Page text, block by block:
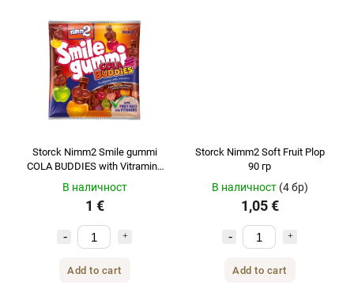
Storck Nimm2 Smile gummi
COLA BUDDIES with Vitramins
В наличност
1 €
Add to cart
Storck Nimm2 Soft Fruit Plop
90 гр
В наличност (4 бр)
1,05 €
Add to cart